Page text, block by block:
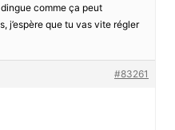
comme ça peut
j’espère que tu vas vite régler
#83261